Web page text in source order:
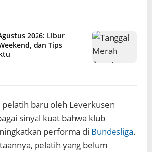
2026: Libur
dan Tips
pelatih baru oleh Leverkusen
sinyal kuat bahwa klub
performa di Bundesliga.
pelatih yang belum